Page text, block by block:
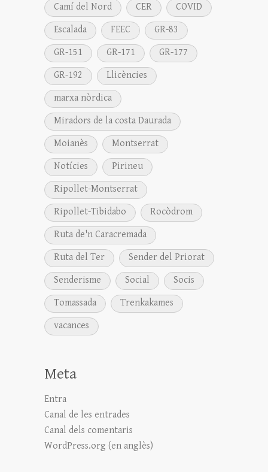
Camí del Nord
CER
COVID
Escalada
FEEC
GR-83
GR-151
GR-171
GR-177
GR-192
Llicències
marxa nòrdica
Miradors de la costa Daurada
Moianès
Montserrat
Notícies
Pirineu
Ripollet-Montserrat
Ripollet-Tibidabo
Rocòdrom
Ruta de'n Caracremada
Ruta del Ter
Sender del Priorat
Senderisme
Social
Socis
Tomassada
Trenkakames
vacances
Meta
Entra
Canal de les entrades
Canal dels comentaris
WordPress.org (en anglès)